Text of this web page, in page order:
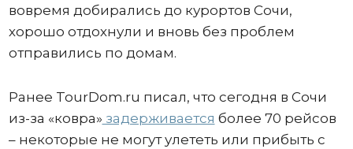
вовремя добирались до курортов Сочи,
хорошо отдохнули и вновь без проблем
отправились по домам.
Ранее TourDom.ru писал, что сегодня в Сочи
из-за «ковра» задерживается более 70 рейсов
– некоторые не могут улететь или прибыть с